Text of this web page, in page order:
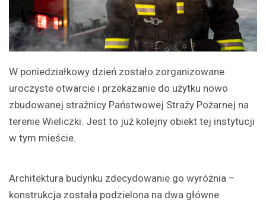
W poniedziałkowy dzień zostało zorganizowane
uroczyste otwarcie i przekazanie do użytku nowo
zbudowanej strażnicy Państwowej Straży Pożarnej na
terenie Wieliczki. Jest to już kolejny obiekt tej instytucji
w tym mieście.
Architektura budynku zdecydowanie go wyróżnia –
konstrukcja została podzielona na dwa główne